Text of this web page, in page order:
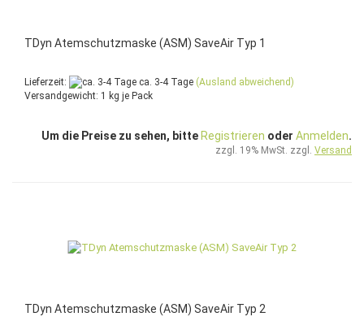
TDyn Atemschutzmaske (ASM) SaveAir Typ 1
Lieferzeit: ca. 3-4 Tage (Ausland abweichend)
Versandgewicht: 1 kg je Pack
Um die Preise zu sehen, bitte Registrieren oder Anmelden.
zzgl. 19% MwSt. zzgl. Versand
TDyn Atemschutzmaske (ASM) SaveAir Typ 2